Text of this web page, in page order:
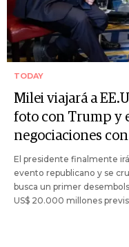
TODAY
Milei viajará a
foto con Trump y
negociaciones
El presidente finalmente
evento republicano y se
busca un primer
US$ 20.000 millones